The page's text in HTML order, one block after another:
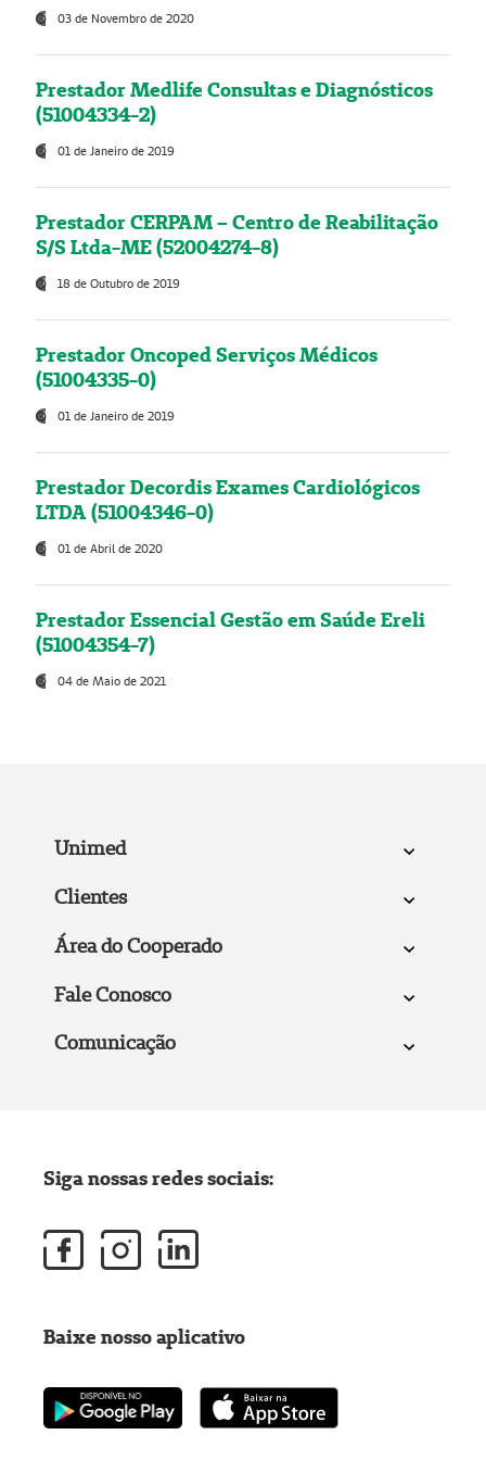
03 de Novembro de 2020
Prestador Medlife Consultas e Diagnósticos
(51004334-2)
01 de Janeiro de 2019
Prestador CERPAM – Centro de Reabilitação
S/S Ltda-ME (52004274-8)
18 de Outubro de 2019
Prestador Oncoped Serviços Médicos
(51004335-0)
01 de Janeiro de 2019
Prestador Decordis Exames Cardiológicos
LTDA (51004346-0)
01 de Abril de 2020
Prestador Essencial Gestão em Saúde Ereli
(51004354-7)
04 de Maio de 2021
Unimed
Clientes
Área do Cooperado
Fale Conosco
Comunicação
Siga nossas redes sociais:
Baixe nosso aplicativo